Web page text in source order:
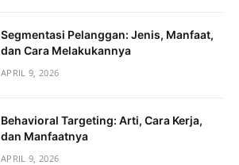
Segmentasi Pelanggan: Jenis, Manfaat,
dan Cara Melakukannya
APRIL 9, 2026
Behavioral Targeting: Arti, Cara Kerja,
dan Manfaatnya
APRIL 9, 2026